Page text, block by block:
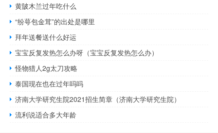
黄陂木兰过年吃什么
“纷萼包金茸”的出处是哪里
拜年送餐送什么好运
宝宝反复发热怎么办呀（宝宝反复发热怎么办）
怪物猎人2g太刀攻略
泰国现在也在过年吗吗
济南大学研究生院2021招生简章（济南大学研究生院）
流利说适合多大年龄